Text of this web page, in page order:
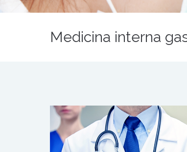
Medicina interna